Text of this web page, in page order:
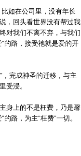
如在公司里，没有年长
，回头看世界没有帮过我
对我们不离不弃，与我们
的路，接受祂就是爱的开
，完成神圣的迁移，与主
受浸。
身上的不是枉费，乃是馨
路，为主“枉费”一切。